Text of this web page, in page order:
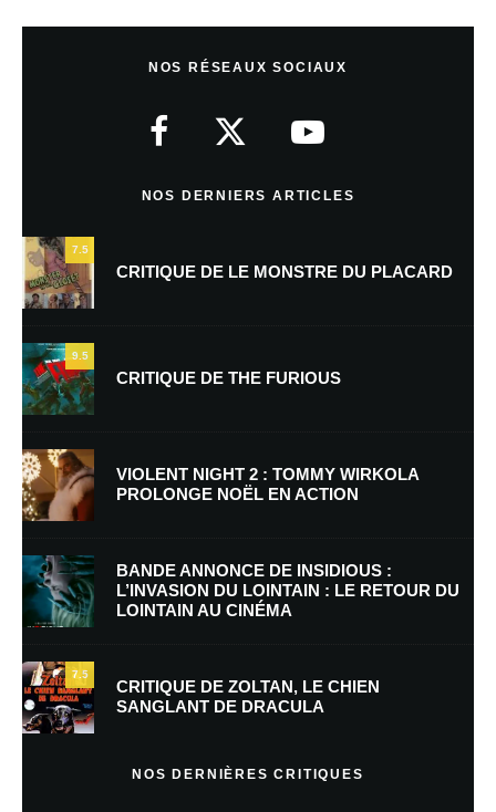
Nom*
E-mail *
Enregistrer mon nom, mon e-mail et mon site dans le navigateur pour
mon prochain commentaire.
Prévenez-moi de tous les nouveaux commentaires par e-mail.
Prévenez-moi de tous les nouveaux articles par e-mail.
NOS RÉSEAUX SOCIAUX
NOS DERNIERS ARTICLES
7.5
CRITIQUE DE LE MONSTRE DU PLACARD
9.5
CRITIQUE DE THE FURIOUS
VIOLENT NIGHT 2 : TOMMY WIRKOLA
PROLONGE NOËL EN ACTION
BANDE ANNONCE DE INSIDIOUS :
L’INVASION DU LOINTAIN : LE RETOUR DU
LOINTAIN AU CINÉMA
7.5
CRITIQUE DE ZOLTAN, LE CHIEN
SANGLANT DE DRACULA
NOS DERNIÈRES CRITIQUES